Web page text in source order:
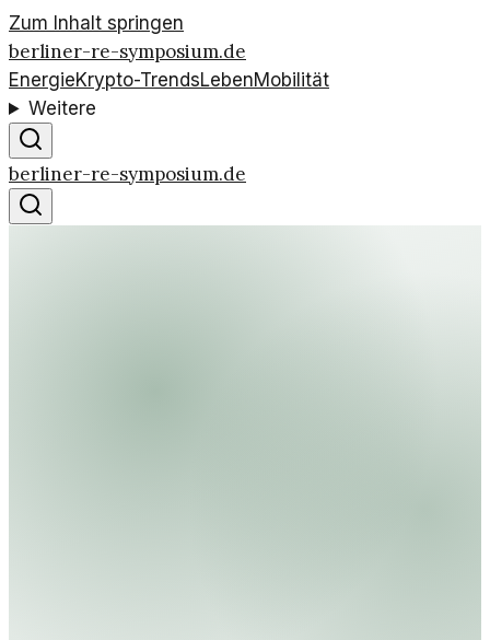
Zum Inhalt springen
berliner-re-symposium.de
EnergieKrypto-TrendsLebenMobilität
Weitere
berliner-re-symposium.de